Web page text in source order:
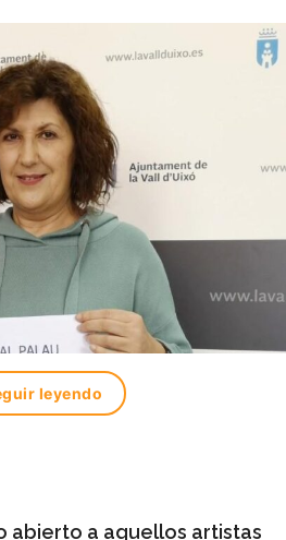
leyendo
abierto a aquellos artistas